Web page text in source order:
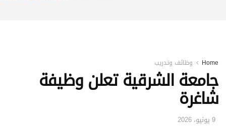
Home وظائف وتدريب
جامعة الشرقية تعلن وظيفة
شاغرة
9 يونيو، 2026